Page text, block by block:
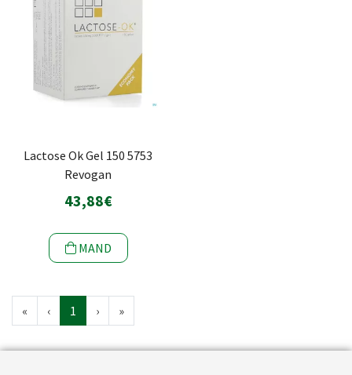
Lactose Ok Gel 150 5753
Revogan
43,88€
MAND
« ‹ 1 › »